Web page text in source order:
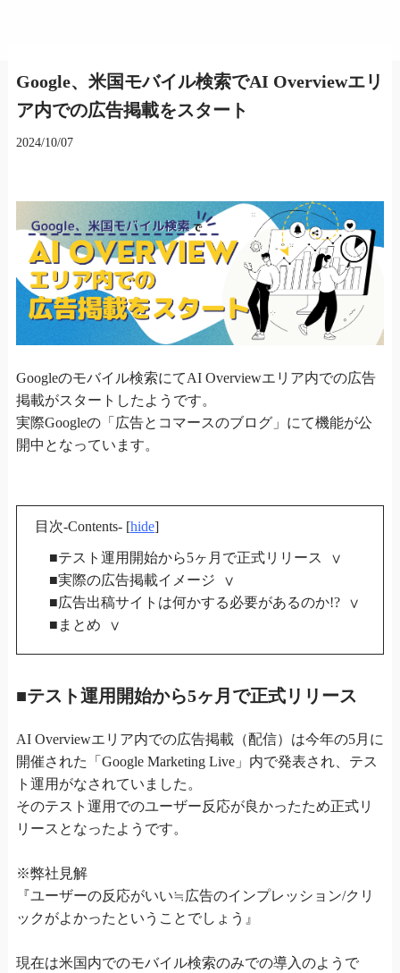
Google、米国モバイル検索でAI Overviewエリ
ア内での広告掲載をスタート
2024/10/07
Googleのモバイル検索にてAI Overviewエリア内での広告
掲載がスタートしたようです。
実際Googleの「広告とコマースのブログ」にて機能が公
開中となっています。
目次-Contents- [hide]
■テスト運用開始から5ヶ月で正式リリース
■実際の広告掲載イメージ
■広告出稿サイトは何かする必要があるのか!?
■まとめ
■テスト運用開始から5ヶ月で正式リリース
AI Overviewエリア内での広告掲載（配信）は今年の5月に
開催された「Google Marketing Live」内で発表され、テス
ト運用がなされていました。
そのテスト運用でのユーザー反応が良かったため正式リ
リースとなったようです。
※弊社見解
『ユーザーの反応がいい≒広告のインプレッション/クリ
ックがよかったということでしょう』
現在は米国内でのモバイル検索のみでの導入のようで